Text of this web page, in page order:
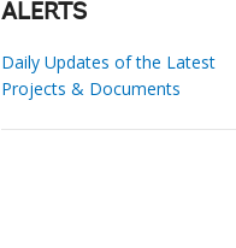
ALERTS
Daily Updates of the Latest
Projects & Documents